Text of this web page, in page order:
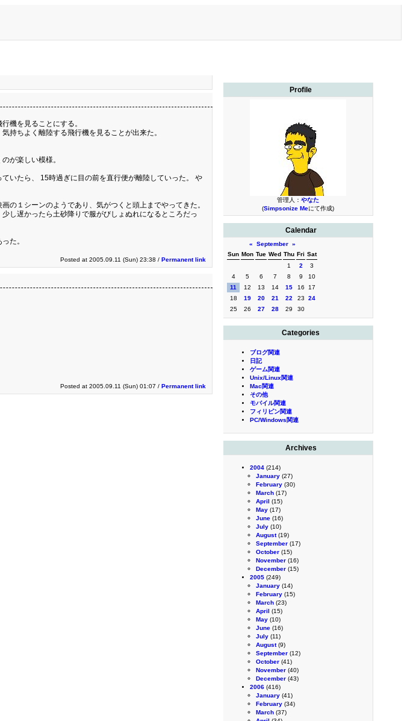
Profile
管理人： やなた
(Simpsonize Meにて作成)
Calendar
« September »
Sun Mon Tue Wed Thu Fri Sat
1
2
3
4
5 6 7 8 9
10
11
12 13 14 15 16
17
18
19 20 21 22 23
24
25
26 27 28 29 30
Categories
ブログ関連
日記
ゲーム関連
Unix/Linux関連
Mac関連
その他
モバイル関連
フィリピン関連
PC/Windows関連
Archives
2004 (214)
January (27)
February (30)
March (17)
April (15)
May (17)
June (16)
July (10)
August(19)
September (17)
October (15)
November (16)
December (15)
2005 (249)
January (14)
February (15)
March (23)
April (15)
May (10)
June (16)
July (11)
August(9)
September (12)
October (41)
November (40)
December (43)
2006 (416)
January (41)
February (34)
March (37)
機を見ることにする。
持ちよく離陸する飛行機を見ることが出来た。
が楽しい模様。
いたら、 15時過ぎに目の前を直行便が離陸していった。 や
の１シーンのようであり、気がつくと頭上までやってきた。
し遅かったら土砂降りで服がびしょぬれになるところだっ
た。
Posted at 2005.09.11 (Sun) 23:38 / Permanent link
Posted at 2005.09.11 (Sun) 01:07 / Permanent link